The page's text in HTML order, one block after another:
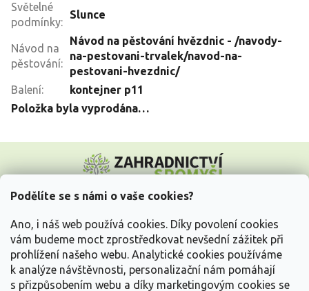
Podělíte se s námi o vaše cookies?
Ano, i náš web používá cookies. Díky povolení cookies
vám budeme moct zprostředkovat nevšední zážitek při
prohlížení našeho webu. Analytické cookies používáme
k analýze návštěvnosti, personalizační nám pomáhají
s přizpůsobením webu a díky marketingovým cookies se
Světelné
podmínky:
Slunce
Návod na
pěstování:
Návod na pěstování hvězdnic - /navody-
na-pestovani-trvalek/navod-na-
pestovani-hvezdnic/
Balení:
kontejner p11
Položka byla vyprodána…
p
Vše o nákupu
Informace pro Vás